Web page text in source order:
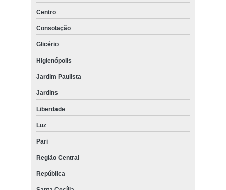
Centro
Consolação
Glicério
Higienópolis
Jardim Paulista
Jardins
Liberdade
Luz
Pari
Região Central
República